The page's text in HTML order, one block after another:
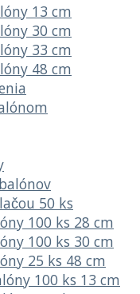
13 cm
30 cm
33 cm
48 cm
50 ks
100 ks 28 cm
100 ks 30 cm
25 ks 48 cm
100 ks 13 cm